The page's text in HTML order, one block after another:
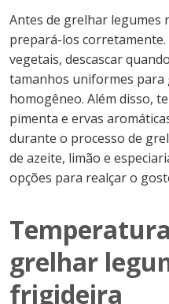
Antes de grelhar legumes
prepará-los
vegetais, descascar
tamanhos uniformes
homogêneo. Além disso,
pimenta e ervas
durante o processo de
de azeite, limão e
opções para realçar o
grelhar
frigideira